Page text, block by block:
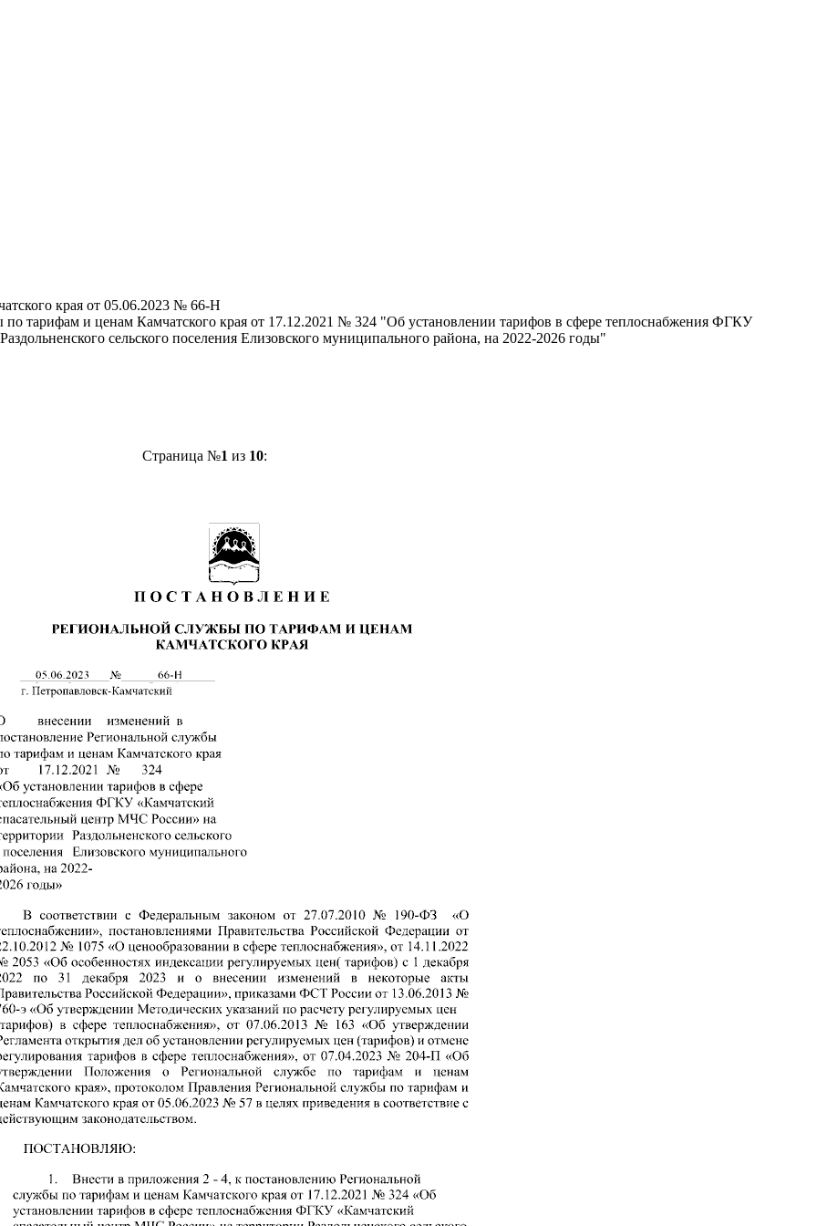
края от 05.06.2023 № 66-Н
тарифам и ценам Камчатского края от 17.12.2021 № 324 "Об установлении тарифов в сфере теплоснабжения ФГКУ
сельского поселения Елизовского муниципального района, на 2022-2026 годы"
Страница №1 из 10: